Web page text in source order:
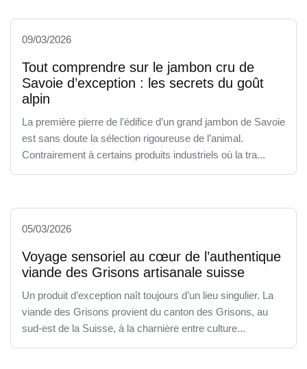
09/03/2026
Tout comprendre sur le jambon cru de
Savoie d’exception : les secrets du goût
alpin
La première pierre de l’édifice d’un grand jambon de Savoie
est sans doute la sélection rigoureuse de l’animal.
Contrairement à certains produits industriels où la tra...
05/03/2026
Voyage sensoriel au cœur de l’authentique
viande des Grisons artisanale suisse
Un produit d’exception naît toujours d’un lieu singulier. La
viande des Grisons provient du canton des Grisons, au
sud-est de la Suisse, à la charnière entre culture...